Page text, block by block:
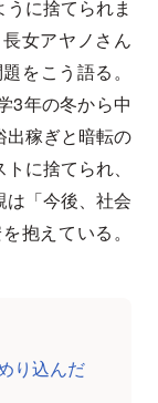
うに捨てられま
女アヤノさん
をこう語る。
3年の冬から中
出稼ぎと暗転の
に捨てられ、
は「今後、社会
抱えている。
り込んだ